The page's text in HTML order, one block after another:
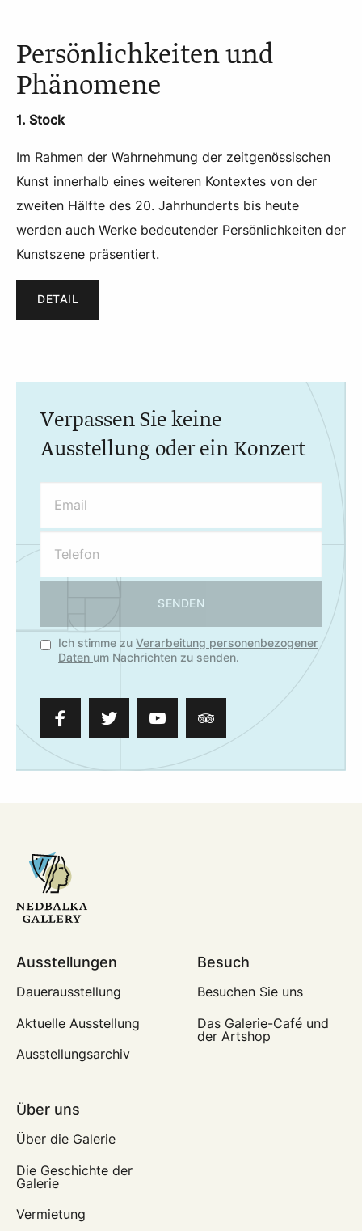
Persönlichkeiten und
Phänomene
1. Stock
Im Rahmen der Wahrnehmung der zeitgenössischen
Kunst innerhalb eines weiteren Kontextes von der
zweiten Hälfte des 20. Jahrhunderts bis heute
werden auch Werke bedeutender Persönlichkeiten der
Kunstszene präsentiert.
DETAIL
Verpassen Sie keine
Ausstellung oder ein Konzert
SENDEN
Ich stimme zuVerarbeitung personenbezogener
Daten um Nachrichten zu senden.
Ausstellungen
Dauerausstellung
Aktuelle Ausstellung
Ausstellungsarchiv
Besuch
Besuchen Sie uns
Das Galerie-Café und
der Artshop
Über uns
Über die Galerie
Die Geschichte der
Galerie
Vermietung